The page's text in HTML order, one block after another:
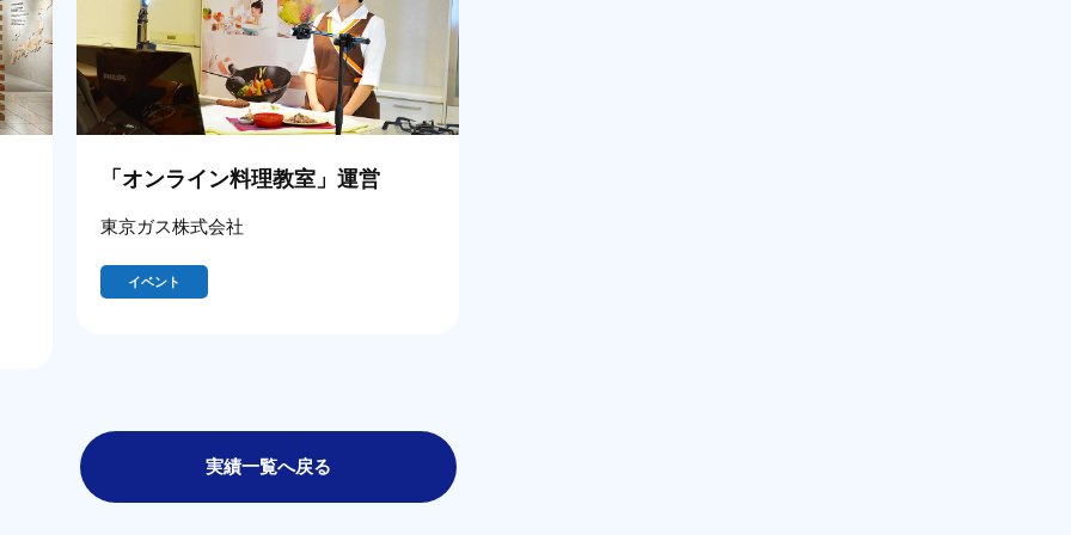
「オンライン料理教室」運営
東京ガス株式会社
イベント
実績一覧へ戻る